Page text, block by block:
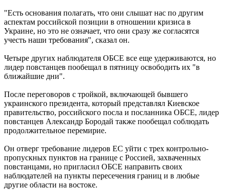
"Есть основания полагать, что они слышат нас по другим
аспектам российской позиции в отношении кризиса в
Украине, но это не означает, что они сразу же согласятся
учесть наши требования", сказал он.
Четыре других наблюдателя ОБСЕ все еще удерживаются, но
лидер повстанцев пообещал в пятницу освободить их "в
ближайшие дни".
После переговоров с тройкой, включающей бывшего
украинского президента, который представлял Киевское
правительство, российского посла и посланника ОБСЕ, лидер
повстанцев Александр Бородай также пообещал соблюдать
продолжительное перемирие.
Он отверг требование лидеров ЕС уйти с трех контрольно-
пропускных пунктов на границе с Россией, захваченных
повстанцами, но пригласил ОБСЕ направить своих
наблюдателей на пункты пересечения границ и в любые
другие области на востоке.